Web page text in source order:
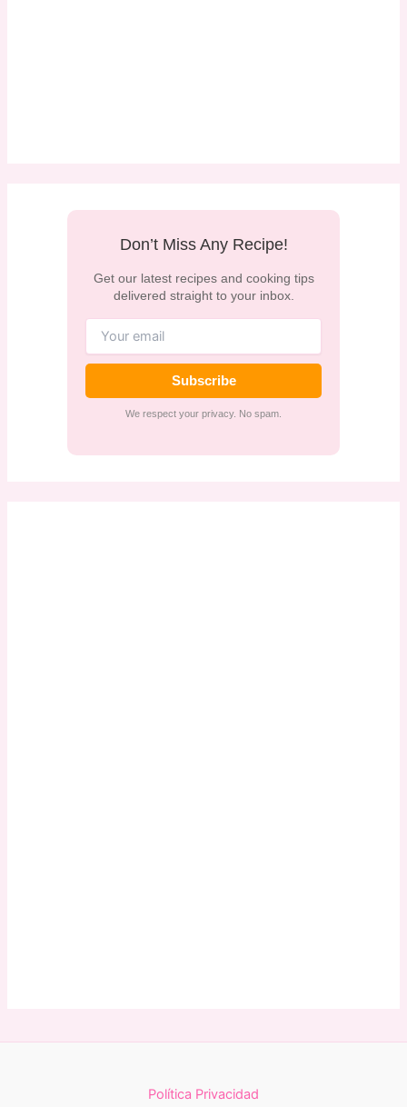
Don’t Miss Any Recipe!
Get our latest recipes and cooking tips
delivered straight to your inbox.
Subscribe
We respect your privacy. No spam.
Política Privacidad